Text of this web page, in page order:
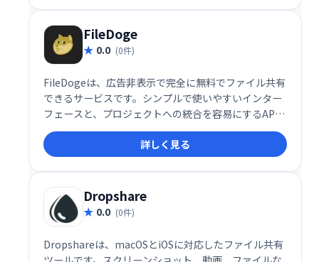
FileDoge
0.0 (0件)
FileDogeは、広告非表示で完全に無料でファイル共有
できるサービスです。シンプルで使いやすいインター
フェースと、プロジェクトへの統合を容易にするAPI
を提供しています。手軽にファイルを共有したい個人
や、API連携によるシステム構築を検討する開発者に
も最適です。
詳しく見る
Dropshare
0.0 (0件)
Dropshareは、macOSとiOSに対応したファイル共有